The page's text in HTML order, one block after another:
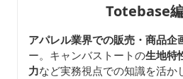
Totebase
アパレル業界での販売・商品企
ー。キャンバストートの生地特
力など実務視点での知識を活か